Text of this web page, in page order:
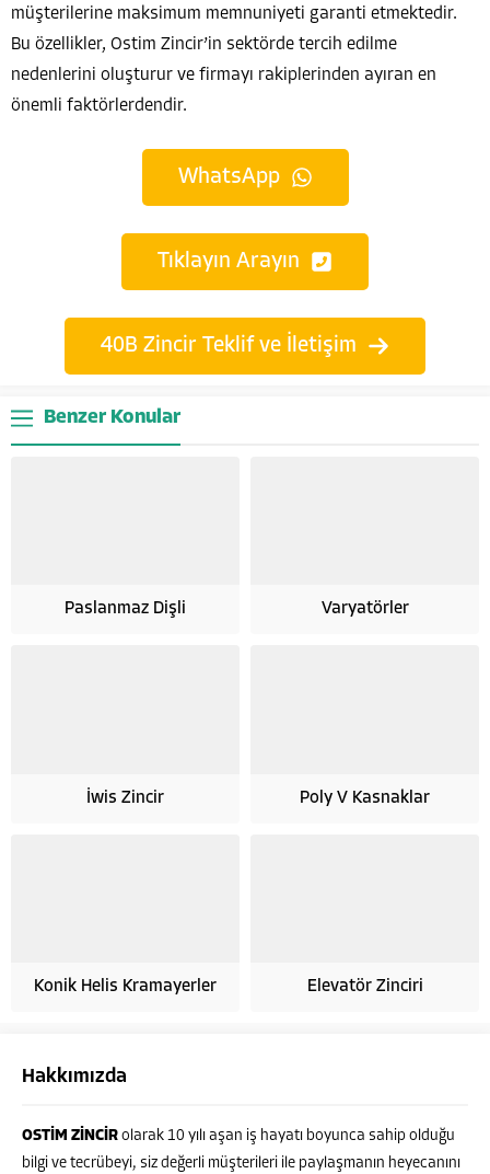
müşterilerine maksimum memnuniyeti garanti etmektedir.
Bu özellikler, Ostim Zincir’in sektörde tercih edilme
nedenlerini oluşturur ve firmayı rakiplerinden ayıran en
önemli faktörlerdendir.
WhatsApp
Tıklayın Arayın
40B Zincir Teklif ve İletişim
Benzer Konular
Paslanmaz Dişli Varyatörler
İwis Zincir Poly V Kasnaklar
Konik Helis Kramayerler Elevatör Zinciri
Hakkımızda
OSTİM ZİNCİR olarak 10 yılı aşan iş hayatı boyunca sahip olduğu
bilgi ve tecrübeyi, siz değerli müşterileri ile paylaşmanın heyecanını